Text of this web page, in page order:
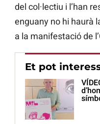
del col·lectiu i l’han
enguany no hi haurà
a la manifestació de
Et pot